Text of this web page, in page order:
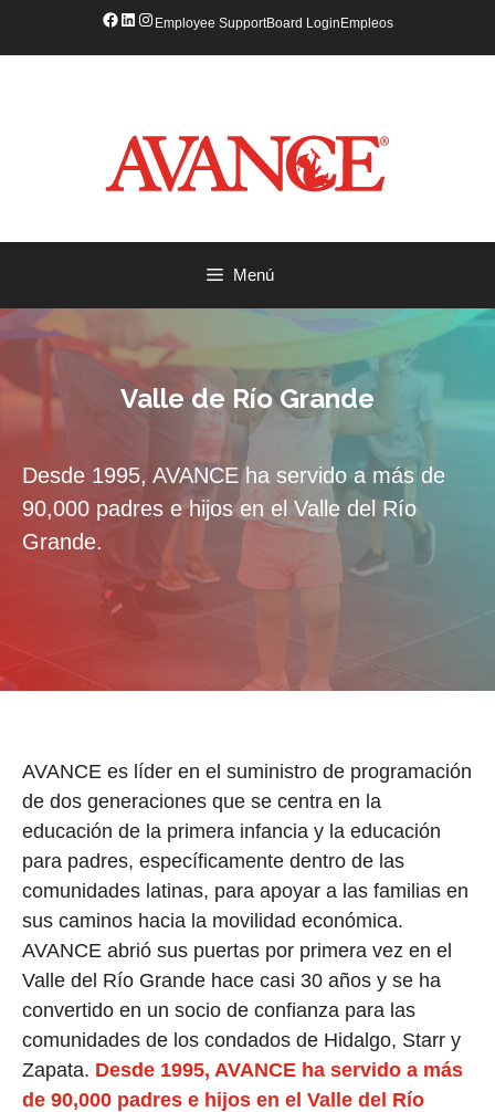
Facebook
LinkedIn
Instagram
Employee SupportBoard Login Empleos
Menú
Valle de Río Grande
Desde 1995, AVANCE ha servido a más de
90,000 padres e hijos en el Valle del Río
Grande.
AVANCE es líder en el suministro de programación
de dos generaciones que se centra en la
educación de la primera infancia y la educación
para padres, específicamente dentro de las
comunidades latinas, para apoyar a las familias en
sus caminos hacia la movilidad económica.
AVANCE abrió sus puertas por primera vez en el
Valle del Río Grande hace casi 30 años y se ha
convertido en un socio de confianza para las
comunidades de los condados de Hidalgo, Starr y
Zapata. Desde 1995, AVANCE ha servido a más
de 90,000 padres e hijos en el Valle del Río